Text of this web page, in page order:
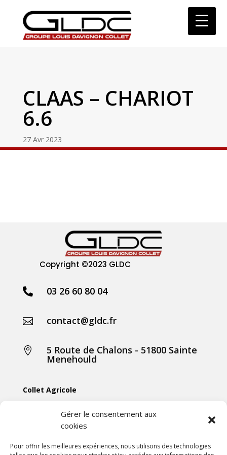
Gérer le consentement aux
cookies
Pour offrir les meilleures expériences, nous utilisons des technologies
CLAAS – CHARIOT
6.6
27 Avr 2023
Copyright ©2023 GLDC
 03 26 60 80 04
 contact@gldc.fr
 5 Route de Chalons - 51800 Sainte
Menehould
Collet Agricole
Collet Motoculture
Collet Élevage